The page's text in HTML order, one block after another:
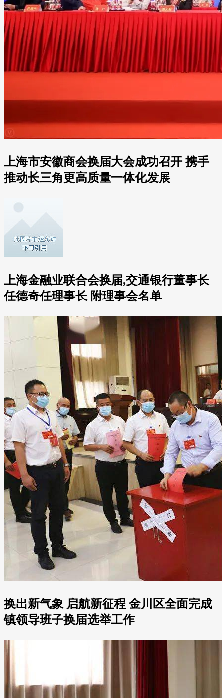
上海市安徽商会换届大会成功召开 携手
推动长三角更高质量一体化发展
上海金融业联合会换届,交通银行董事长
任德奇任理事长 附理事会名单
换出新气象 启航新征程 金川区全面完成
镇领导班子换届选举工作